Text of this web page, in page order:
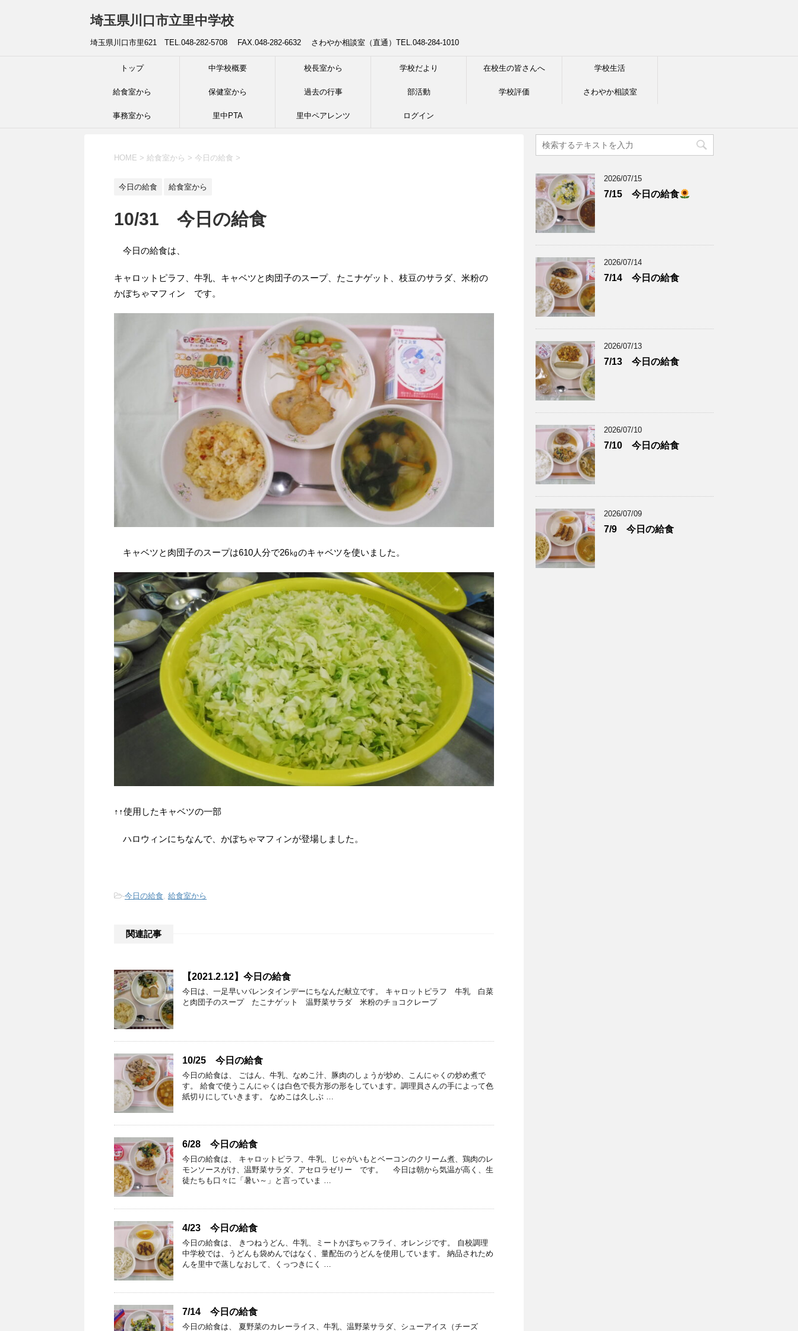
埼玉県川口市立里中学校
埼玉県川口市里621 TEL.048-282-5708 FAX.048-282-6632 さわやか相談室（直通）TEL.048-284-1010
トップ 中学校概要 校長室から 学校だより 在校生の皆さんへ 学校生活
給食室から 保健室から 過去の行事 部活動 学校評価 さわやか相談室
事務室から 里中PTA 里中ペアレンツ ログイン
HOME > 給食室から > 今日の給食 >
今日の給食 給食室から
10/31 今日の給食
今日の給食は、
キャロットピラフ、牛乳、キャベツと肉団子のスープ、たこナゲット、枝豆のサラダ、米粉の
かぼちゃマフィン です。
キャベツと肉団子のスープは610人分で26㎏のキャベツを使いました。
↑↑使用したキャベツの一部
ハロウィンにちなんで、かぼちゃマフィンが登場しました。
-今日の給食, 給食室から
関連記事
【2021.2.12】今日の給食
今日は、一足早いバレンタインデーにちなんだ献立です。 キャロットピラフ 牛乳 白菜
と肉団子のスープ たこナゲット 温野菜サラダ 米粉のチョコクレープ
10/25 今日の給食
今日の給食は、 ごはん、牛乳、なめこ汁、豚肉のしょうが炒め、こんにゃくの炒め煮で
す。 給食で使うこんにゃくは白色で長方形の形をしています。調理員さんの手によって色
紙切りにしていきます。 なめこは久しぶ …
6/28 今日の給食
今日の給食は、 キャロットピラフ、牛乳、じゃがいもとベーコンのクリーム煮、鶏肉のレ
モンソースがけ、温野菜サラダ、アセロラゼリー です。 今日は朝から気温が高く、生
徒たちも口々に「暑い～」と言っていま …
4/23 今日の給食
今日の給食は、 きつねうどん、牛乳、ミートかぼちゃフライ、オレンジです。 自校調理
中学校では、うどんも袋めんではなく、量配缶のうどんを使用しています。 納品されため
んを里中で蒸しなおして、くっつきにく …
7/14 今日の給食
今日の給食は、 夏野菜のカレーライス、牛乳、温野菜サラダ、シューアイス（チーズ
2026/07/15
7/15 今日の給食
2026/07/14
7/14 今日の給食
2026/07/13
7/13 今日の給食
2026/07/10
7/10 今日の給食
2026/07/09
7/9 今日の給食